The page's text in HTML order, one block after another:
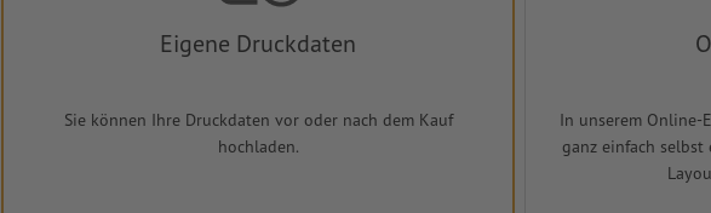
Eigene Druckdaten
Sie können Ihre Druckdaten vor oder nach dem Kauf
hochladen.
In unserem Online-
ganz einfach selbst